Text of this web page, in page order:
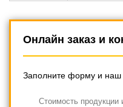
Онлайн заказ и
Заполните форму и наш
Cтоимость продукции